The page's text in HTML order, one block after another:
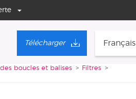
Français
Télécharger
boucles et balises
Filtres